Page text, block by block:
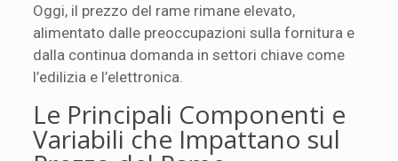
Oggi, il prezzo del rame rimane elevato,
alimentato dalle preoccupazioni sulla fornitura e
dalla continua domanda in settori chiave come
l’edilizia e l’elettronica.
Le Principali Componenti e
Variabili che Impattano sul